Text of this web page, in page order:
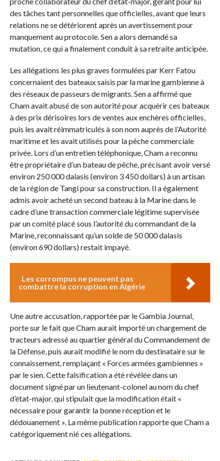
des tâches tant personnelles que officielles, avant que leurs
relations ne se détériorent après un avertissement pour
manquement au protocole. Sen a alors demandé sa
mutation, ce qui a finalement conduit à sa retraite anticipée.
Les allégations les plus graves formulées par Kerr Fatou
concernaient des bateaux saisis par la marine gambienne à
des réseaux de passeurs de migrants. Sen a affirmé que
Cham avait abusé de son autorité pour acquérir ces bateaux
à des prix dérisoires lors de ventes aux enchères officielles,
puis les avait réimmatriculés à son nom auprès de l’Autorité
maritime et les avait utilisés pour la pêche commerciale
privée. Lors d’un entretien téléphonique, Cham a reconnu
être propriétaire d’un bateau de pêche, précisant avoir versé
environ 250 000 dalasis (environ 3 450 dollars) à un artisan
de la région de Tangi pour sa construction. Il a également
admis avoir acheté un second bateau à la Marine dans le
cadre d’une transaction commerciale légitime supervisée
par un comité placé sous l’autorité du commandant de la
Marine, reconnaissant qu’un solde de 50 000 dalasis
(environ 690 dollars) restait impayé.
Les corrompus ne peuvent pas
combattre la corruption en Algérie
Une autre accusation, rapportée par le Gambia Journal,
porte sur le fait que Cham aurait importé un chargement de
tracteurs adressé au quartier général du Commandement de
la Défense, puis aurait modifié le nom du destinataire sur le
connaissement, remplaçant « Forces armées gambiennes »
par le sien. Cette falsification a été révélée dans un
document signé par un lieutenant-colonel au nom du chef
d’état-major, qui stipulait que la modification était «
nécessaire pour garantir la bonne réception et le
dédouanement ». La même publication rapporte que Cham a
catégoriquement nié ces allégations.